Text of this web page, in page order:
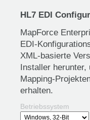
HL7 EDI
MapForce
EDI-
XML-basierte
Installer herunter,
Mapping-
erhalten.
Betriebssystem